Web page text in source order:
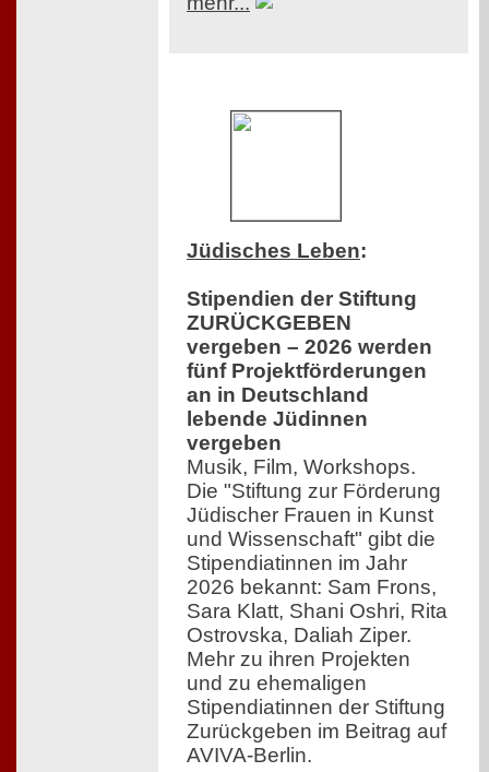
Jüdisches Leben:
Stipendien der Stiftung
ZURÜCKGEBEN
vergeben – 2026 werden
fünf Projektförderungen
an in Deutschland
lebende Jüdinnen
vergeben
Musik, Film, Workshops.
Die "Stiftung zur Förderung
Jüdischer Frauen in Kunst
und Wissenschaft" gibt die
Stipendiatinnen im Jahr
2026 bekannt: Sam Frons,
Sara Klatt, Shani Oshri, Rita
Ostrovska, Daliah Ziper.
Mehr zu ihren Projekten
und zu ehemaligen
Stipendiatinnen der Stiftung
Zurückgeben im Beitrag auf
AVIVA-Berlin.